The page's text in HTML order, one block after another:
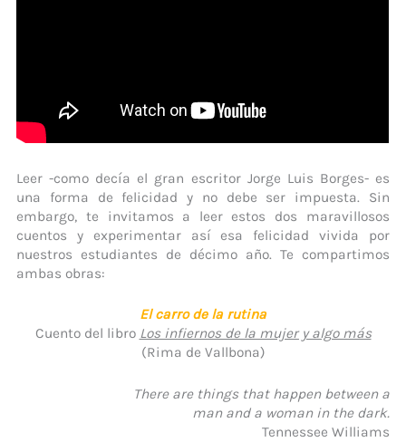
Leer -como decía el gran escritor Jorge Luis Borges- es
una forma de felicidad y no debe ser impuesta. Sin
embargo, te invitamos a leer estos dos maravillosos
cuentos y experimentar así esa felicidad vivida por
nuestros estudiantes de décimo año. Te compartimos
ambas obras:
El carro de la rutina
Cuento del libro Los infiernos de la mujer y algo más
(Rima de Vallbona)
There are things that happen between a
man and a woman in the dark.
Tennessee Williams